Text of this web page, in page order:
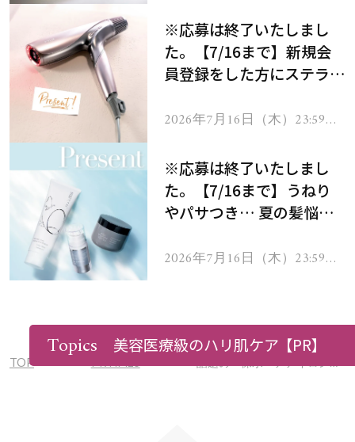
※応募は終了いたしまし
た。【7/16まで】新規会
員登録をした方にステラボ
ヘアドライヤー ジュエル
2026年7月16日（木）23:59ま
※応募は終了いたしまし
た。【7/16まで】うねり
やパサつき… 夏の髪悩み
ムを13名様にプレゼン
2026年7月16日（木）23:59ま
Topics 美容医療級のハリ肌ケア【PR】
TOP